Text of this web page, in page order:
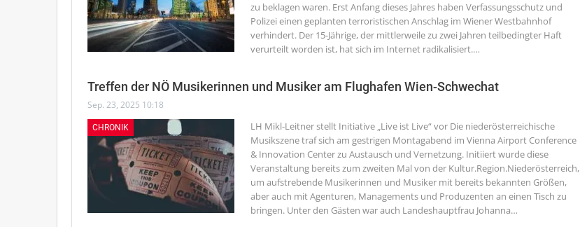
zu beklagen waren. Erst Anfang dieses Jahres haben Verfassungsschutz und
Polizei einen geplanten terroristischen Anschlag im Wiener Westbahnhof
verhindert. Der 15-Jährige, der mittlerweile zu zwei Jahren teilbedingter Haft
verurteilt worden ist, hat sich im Internet radikalisiert.…
Treffen der NÖ Musikerinnen und Musiker am Flughafen Wien-Schwechat
Sep. 23, 2025 10:18
CHRONIK LH Mikl-Leitner stellt Initiative „Live ist Live“ vor Die niederösterreichische
Musikszene traf sich am gestrigen Montagabend im Vienna Airport Conference
& Innovation Center zu Austausch und Vernetzung. Initiiert wurde diese
Veranstaltung bereits zum zweiten Mal von der Kultur.Region.Niederösterreich,
um aufstrebende Musikerinnen und Musiker mit bereits bekannten Größen,
aber auch mit Agenturen, Managements und Produzenten an einen Tisch zu
bringen. Unter den Gästen war auch Landeshauptfrau Johanna…